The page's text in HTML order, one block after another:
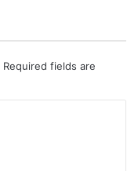
Required fields are